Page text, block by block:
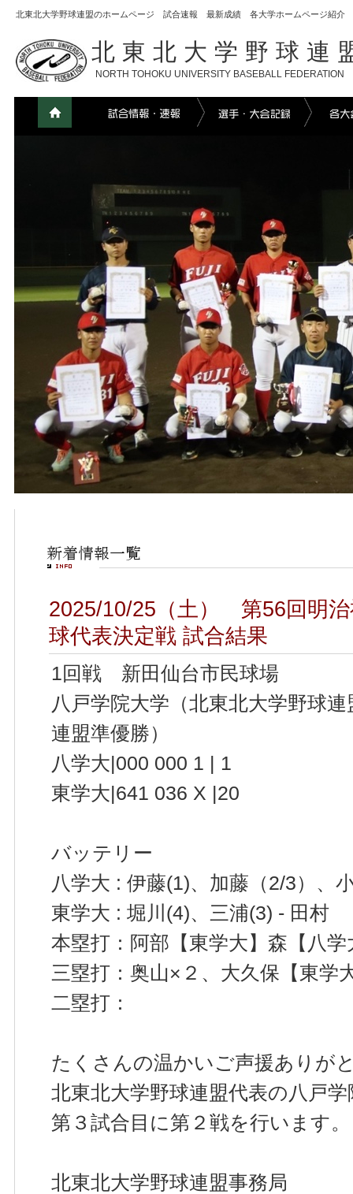
北東北大学野球連盟のホームページ 試合速報 最新成績 各大学ホームページ紹介
北東北大学野球連
NORTH TOHOKU UNIVERSITY BASEBALL FEDERATION
2025/10/25（土） 第56回明治
球代表決定戦 試合結果
1回戦 新田仙台市民球場
八戸学院大学（北東北大学野球
連盟準優勝）
八学大|000 000 1 | 1
東学大|641 036 X |20
バッテリー
八学大 : 伊藤(1)、加藤（2/3）、
東学大 : 堀川(4)、三浦(3) - 田村
本塁打：阿部【東学大】森【八学
三塁打：奥山×２、大久保【東学
二塁打：
たくさんの温かいご声援ありが
北東北大学野球連盟代表の八戸
第３試合目に第２戦を行います。
北東北大学野球連盟事務局